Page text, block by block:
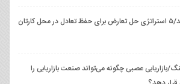
کارتان
بازاریابی عصبی چگونه می‌تواند صنعت بازاریابی را